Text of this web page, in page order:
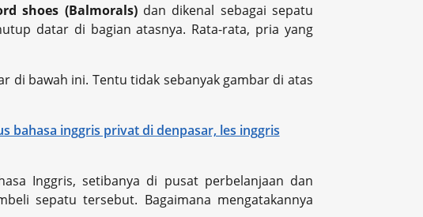
shoes (Balmorals)dan dikenal sebagai sepatu
datar di bagian atasnya. Rata-rata, pria yang
di bawah ini. Tentu tidak sebanyak gambar di atas
Inggris, setibanya di pusat perbelanjaan dan
sepatu tersebut. Bagaimana mengatakannya